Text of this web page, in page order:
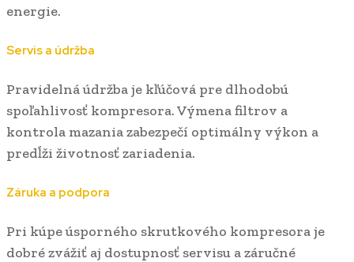
energie.
Servis a údržba
Pravidelná údržba je kľúčová pre dlhodobú
spoľahlivosť kompresora. Výmena filtrov a
kontrola mazania zabezpečí optimálny výkon a
predĺži životnosť zariadenia.
Záruka a podpora
Pri kúpe úsporného skrutkového kompresora je
dobré zvážiť aj dostupnosť servisu a záručné